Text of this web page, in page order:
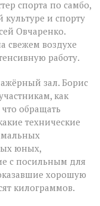
спорта по самбо,
и спорту
Овчаренко.
свежем воздухе
работу.
зал. Борис
как
обращать
технические
юных,
с посильным для
хорошую
килограммов.